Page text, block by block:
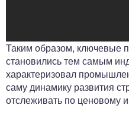
Таким образом, ключевые
становились тем самым
характеризовал
саму динамику развития
отслеживать по ценовому